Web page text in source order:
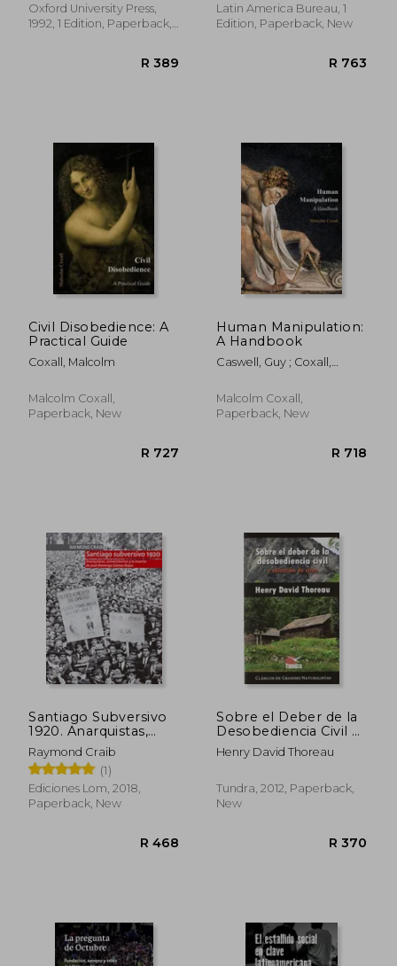
Oxford University Press,
1992, 1 Edition, Paperback,
Latin America Bureau, 1
Edition, Paperback, New
Civil Disobedience: A
Practical Guide
Coxall, Malcolm
Malcolm Coxall,
Paperback, New
R 727
Human Manipulation:
A Handbook
Caswell, Guy ; Coxall,
Malcolm Coxall,
Paperback, New
Santiago Subversivo
1920. Anarquistas,
Universitarios y la
Muerte de José
Domingo Gómez
Rojas (in Spanish)
Raymond Craib
(1)
Ediciones Lom, 2018,
Paperback, New
Sobre el Deber de la
Desobediencia Civil y
Selección de Citas (in
Spanish)
Henry David Thoreau
Tundra, 2012, Paperback,
New